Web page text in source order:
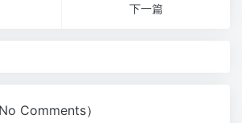
下一篇
Comments）